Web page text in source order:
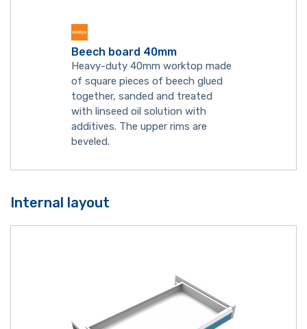
Beech board 40mm
Heavy-duty 40mm worktop made
of square pieces of beech glued
together, sanded and treated
with linseed oil solution with
additives. The upper rims are
beveled.
Internal layout